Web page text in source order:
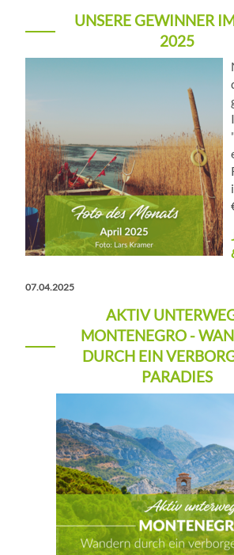
UNSERE GEWINNER
2025
07.04.2025
AKTIV
MONTENEGRO -
DURCH EIN
PARADIES